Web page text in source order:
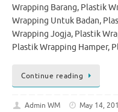
Wrapping Barang, Plastik
Wrapping Untuk Badan,
Wrapping Jogja, Plastik
Plastik Wrapping Hamper,
Continue reading
Admin WM May 14,